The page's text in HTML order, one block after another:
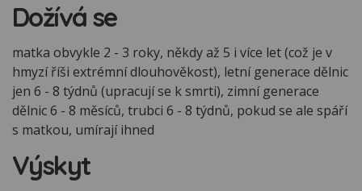
Dožívá se
matka obvykle 2 - 3 roky, někdy až 5 i více let (což je v
hmyzí říši extrémní dlouhověkost), letní generace dělnic
jen 6 - 8 týdnů (upracují se k smrti), zimní generace
dělnic 6 - 8 měsíců, trubci 6 - 8 týdnů, pokud se ale spáří
s matkou, umírají ihned
Výskyt